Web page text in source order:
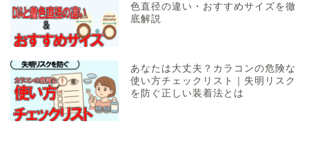
色直径の違い・おすすめサイズを徹
底解説
あなたは大丈夫？カラコンの危険な
使い方チェックリスト｜失明リスク
を防ぐ正しい装着法とは